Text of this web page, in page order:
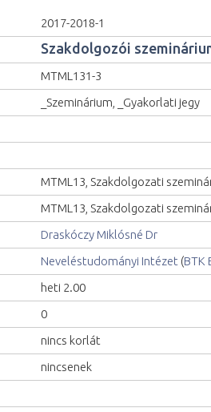
2017-2018-1
Szakdolgozói
MTML131-3
_Szeminárium, _Gyakorlati jegy
MTML13, Szakdolgozati
MTML13, Szakdolgozati
Draskóczy Miklósné Dr
Neveléstudományi Intézet (BTK
heti 2.00
0
nincs korlát
nincsenek